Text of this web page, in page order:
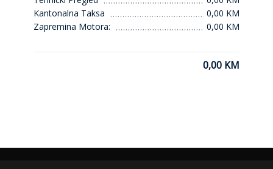
Kantonalna Taksa
0,00 KM
Zapremina Motora:
0,00 KM
0,00 KM